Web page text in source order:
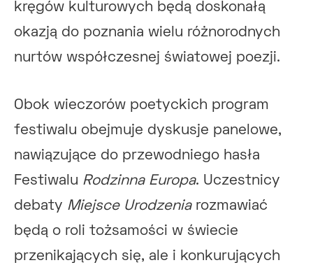
kręgów kulturowych będą doskonałą
okazją do poznania wielu różnorodnych
nurtów współczesnej światowej poezji.
Obok wieczorów poetyckich program
festiwalu obejmuje dyskusje panelowe,
nawiązujące do przewodniego hasła
Festiwalu Rodzinna Europa. Uczestnicy
debaty Miejsce Urodzeniarozmawiać
będą o roli tożsamości w świecie
przenikających się, ale i konkurujących